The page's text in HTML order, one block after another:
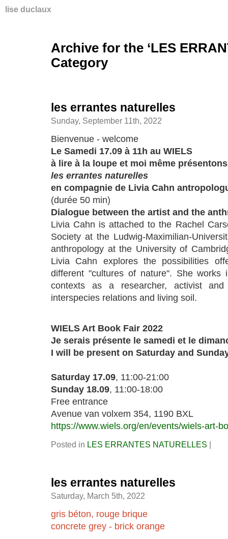
lise duclaux
Archive for the ‘LES
Category
les errantes naturelles
Sunday, September 11th, 2022
Bienvenue - welcome
Le Samedi 17.09 à 11h au WIELS
à lire à la loupe et moi même
les errantes naturelles
en compagnie de Livia Cahn
(durée 50 min)
Dialogue between the artist and the
Livia Cahn is attached to the Rachel
Society at the Ludwig-Maximilian-
anthropology at the University of
Livia Cahn explores the possibilities
different "cultures of nature". She works
contexts as a researcher, activist
interspecies relations and living soil.
WIELS Art Book Fair 2022
Je serais présente le samedi et le
I will be present on Saturday and
Saturday 17.09, 11:00-21:00
Sunday 18.09, 11:00-18:00
Free entrance
Avenue van volxem 354, 1190 BXL
https://www.wiels.org/en/events/wiels-art-
Posted in LES ERRANTES NATURELLES |
les errantes naturelles
Saturday, March 5th, 2022
gris béton, rouge brique
concrete grey - brick orange